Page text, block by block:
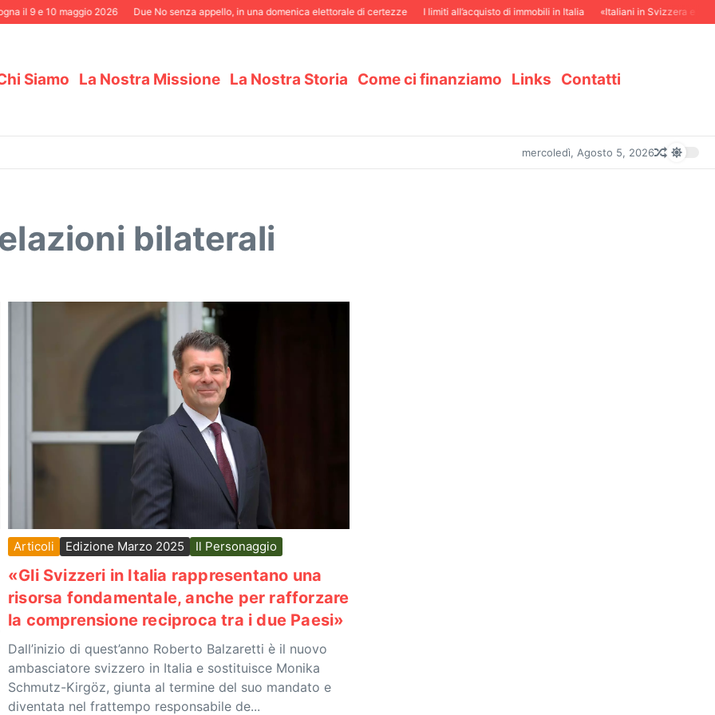
il 9 e 10 maggio 2026 Due No senza appello, in una domenica elettorale di certezze I limiti all’acquisto di immobili in Italia «Italiani in Svizzera e
Siamo La Nostra Missione La Nostra Storia Come ci finanziamo Links Contatti
mercoledì, Agosto 5, 2026
bilaterali
Articoli Edizione Marzo 2025 Il Personaggio
«Gli Svizzeri in Italia rappresentano una
risorsa fondamentale, anche per rafforzare
la comprensione reciproca tra i due Paesi»
Dall’inizio di quest’anno Roberto Balzaretti è il nuovo
ambasciatore svizzero in Italia e sostituisce Monika
Schmutz-Kirgöz, giunta al termine del suo mandato e
diventata nel frattempo responsabile de...